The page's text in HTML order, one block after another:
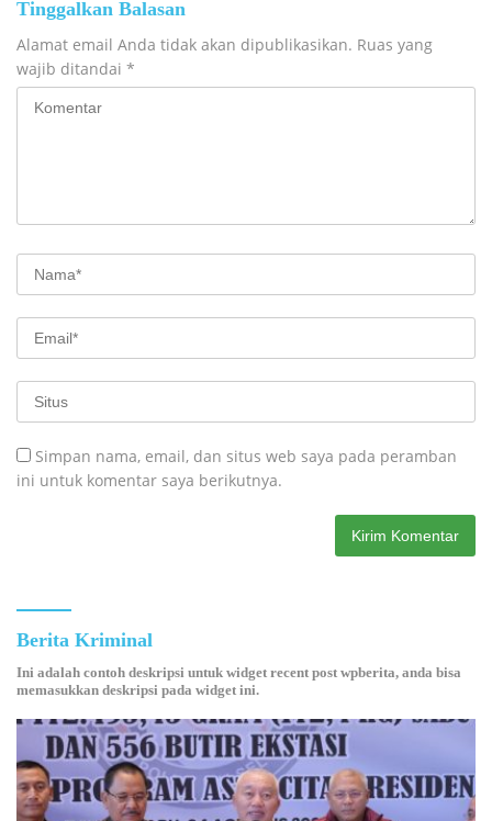
Tinggalkan Balasan
Alamat email Anda tidak akan dipublikasikan. Ruas yang
wajib ditandai *
Simpan nama, email, dan situs web saya pada peramban
ini untuk komentar saya berikutnya.
Berita Kriminal
Ini adalah contoh deskripsi untuk widget recent post wpberita, anda bisa
memasukkan deskripsi pada widget ini.